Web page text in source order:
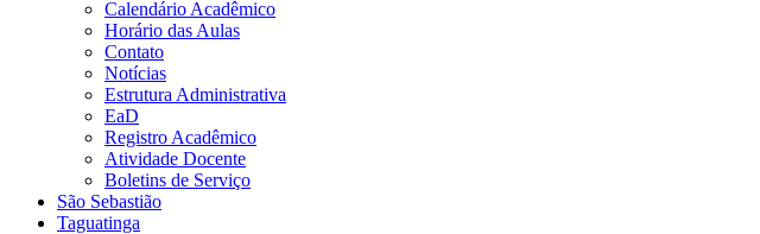
Calendário Acadêmico
Horário das Aulas
Contato
Notícias
Estrutura Administrativa
EaD
Registro Acadêmico
Atividade Docente
Boletins de Serviço
São Sebastião
Taguatinga